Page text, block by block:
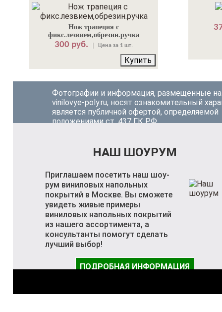
Нож трапеция с
фикс.лезвием,обрезин.ручка
300 руб. Цена за 1 шт.
Купить
Фотографии и информация, размещённые на
vinilovye-poly.ru, носят ознакомительный
является публичной офертой, определяемой
положениями ст. 437 ГК РФ.
НАШ ШОУРУМ
Приглашаем посетить наш шоу-
рум виниловых напольных
покрытий в Москве. Вы сможете
увидеть живые примеры
виниловых напольных покрытий
из нашего ассортимента, а
консультанты помогут сделать
лучший выбор!
ПОДРОБНАЯ ИНФОРМАЦИЯ